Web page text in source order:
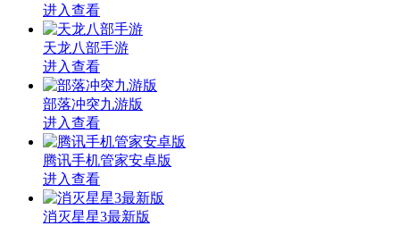
进入查看
天龙八部手游
进入查看
部落冲突九游版
进入查看
腾讯手机管家安卓版
进入查看
消灭星星3最新版